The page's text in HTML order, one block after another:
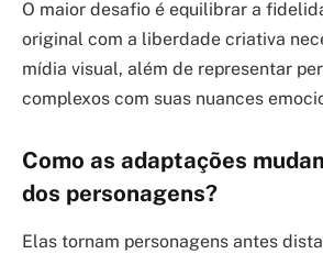
O maior desafio é equilibrar a
original com a liberdade criativa
mídia visual, além de representar
complexos com suas nuances
Como as adaptações
dos personagens?
Elas tornam personagens antes